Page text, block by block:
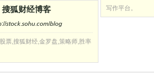
写作平台。
搜狐财经博客
stock.sohu.com/blog
票,搜狐财经,金罗盘,策略师,胜率